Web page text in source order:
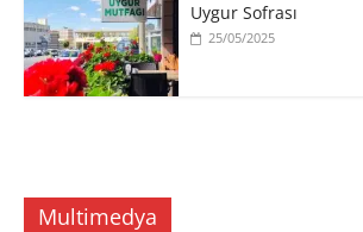
Uygur Sofrası
25/05/2025
Multimedya